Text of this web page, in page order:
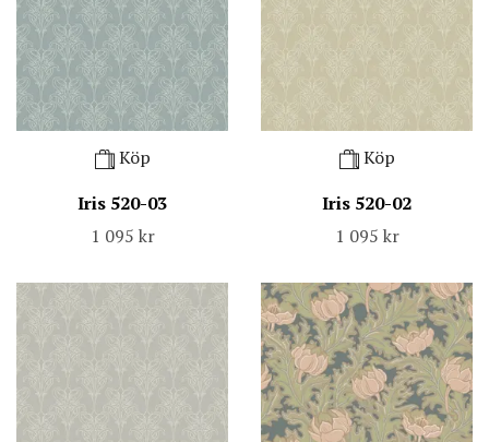
Köp
Iris 520-03
1 095 kr
Köp
Iris 520-02
1 095 kr